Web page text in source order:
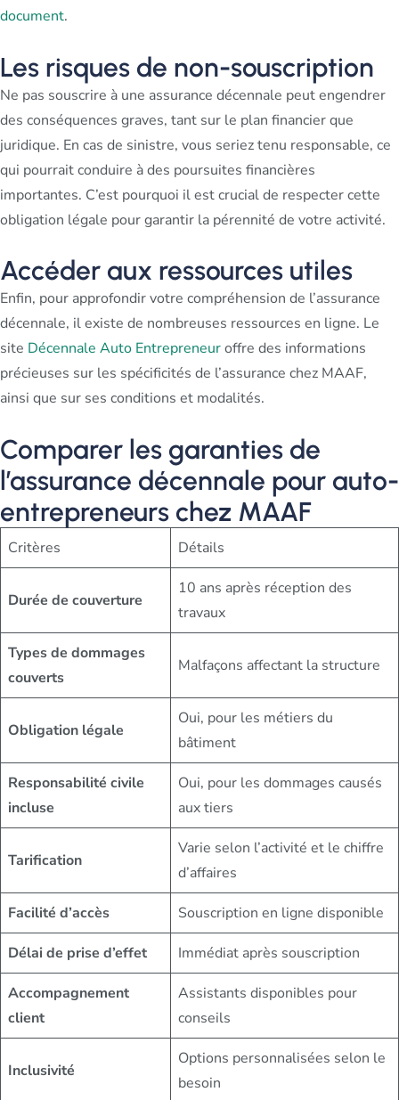
document.
Les risques de non-souscription
Ne pas souscrire à une assurance décennale peut engendrer
des conséquences graves, tant sur le plan financier que
juridique. En cas de sinistre, vous seriez tenu responsable, ce
qui pourrait conduire à des poursuites financières
importantes. C’est pourquoi il est crucial de respecter cette
obligation légale pour garantir la pérennité de votre activité.
Accéder aux ressources utiles
Enfin, pour approfondir votre compréhension de l’assurance
décennale, il existe de nombreuses ressources en ligne. Le
site Décennale Auto Entrepreneuroffre des informations
précieuses sur les spécificités de l’assurance chez MAAF,
ainsi que sur ses conditions et modalités.
Comparer les garanties de
l’assurance décennale pour auto-
entrepreneurs chez MAAF
Critères Détails
Durée de couverture
10 ans après réception des
travaux
Types de dommages
couverts
Malfaçons affectant la structure
Obligation légale
Oui, pour les métiers du
bâtiment
Responsabilité civile
incluse
Oui, pour les dommages causés
aux tiers
Tarification
Varie selon l’activité et le chiffre
d’affaires
Facilité d’accès Souscription en ligne disponible
Délai de prise d’effet Immédiat après souscription
Accompagnement
client
Assistants disponibles pour
conseils
Inclusivité
Options personnalisées selon le
besoin